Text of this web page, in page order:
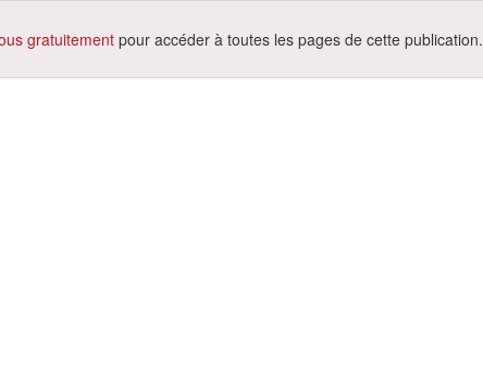
gratuitementpour accéder à toutes les pages de cette publication.